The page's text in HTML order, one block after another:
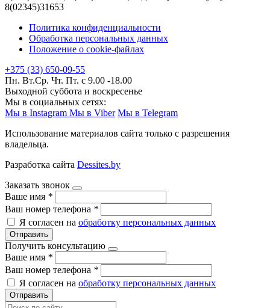
8(02345)31653
Политика конфиденциальности
Обработка персональных данных
Положение о cookie-файлах
+375 (33) 650-09-55
Пн. Вт.Ср. Чт. Пт. с 9.00 -18.00
Выходной суббота и воскресенье
Мы в социальных сетях:
Мы в Instagram Мы в Viber Мы в Telegram
Использование материалов сайта только с разрешения
владельца.
Разработка сайта Dessites.by
Заказать звонок
Ваше имя *
Ваш номер телефона *
Я согласен на обработку персональных данных
Отправить
Получить консультацию
Ваше имя *
Ваш номер телефона *
Я согласен на обработку персональных данных
Отправить